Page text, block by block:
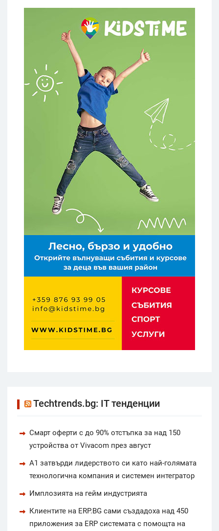
Techtrends.bg: IT тенденции
Смарт оферти с до 90% отстъпка за над 150
устройства от Vivacom през август
А1 затвърди лидерството си като най-голямата
технологична компания и системен интегратор
Имплозията на гейм индустрията
Клиентите на ERP.BG сами създадоха над 450
приложения за ERP системата с помощта на